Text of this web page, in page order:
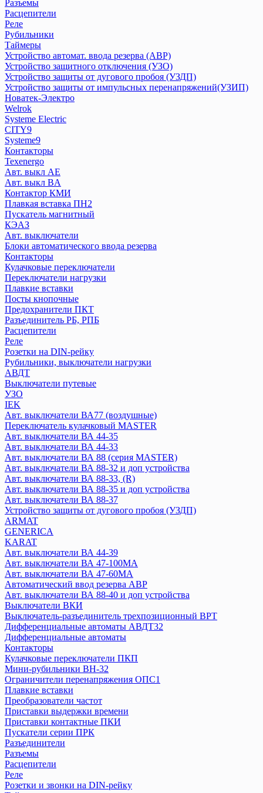
Дифференциальный автомат АВДТ
Дифференциальный автомат АД
Контакторы
Ограничитель импульсных напряжений ОПВ
Переключатели
Плавкие вставки ПВЦ,ППН
Приставка контактная
Пускатели КМЭ
Разъемы
Расцепители
Реле
Рубильники
Таймеры
Устройство автомат. ввода резерва (АВР)
Устройство защитного отключения (УЗО)
Устройство защиты от дугового пробоя (УЗДП)
Устройство защиты от импульсных перенапряжений(УЗИП)
Новатек-Электро
Welrok
Systeme Electric
CITY9
Systeme9
Контакторы
Texenergo
Реле времени
Авт. выкл AE
Авт. выкл BA
Контактор КМИ
Плавкая вставка ПН2
Пускатель магнитный
КЭАЗ
Выключатель нагрузки
Авт. выключатели
Блоки автоматического ввода резерва
Контакторы
Кулачковые переключатели
Переключатели нагрузки
Плавкие вставки
Посты кнопочные
Предохранители ПКТ
Разъединитель РБ, РПБ
Расцепители
Реле
Розетки на DIN-рейку
Рубильники, выключатели нагрузки
АВДТ
Выключатели путевые
УЗО
IEK
Авт. выключатели ВА77 (воздушные)
Переключатель кулачковый MASTER
Авт. выключатели ВА 44-35
Авт. выключатели ВА 44-33
Авт. выключатели ВА 88 (серия MASTER)
Авт. выключатели ВА 88-32 и доп устройства
Авт. выключатели ВА 88-33, (R)
Разъемы
Расцепители
Реле
Рубильники
Таймеры
Устройство автомат. ввода резерва (АВР)
Устройство защитного отключения (УЗО)
Устройство защиты от дугового пробоя (УЗДП)
Устройство защиты от импульсных перенапряжений(УЗИП)
Новатек-Электро
Welrok
Systeme Electric
CITY9
Systeme9
Контакторы
Texenergo
Авт. выкл AE
Авт. выкл BA
Контактор КМИ
Плавкая вставка ПН2
Пускатель магнитный
КЭАЗ
Авт. выключатели
Блоки автоматического ввода резерва
Контакторы
Кулачковые переключатели
Переключатели нагрузки
Плавкие вставки
Посты кнопочные
Предохранители ПКТ
Разъединитель РБ, РПБ
Расцепители
Реле
Розетки на DIN-рейку
Рубильники, выключатели нагрузки
АВДТ
Выключатели путевые
УЗО
IEK
Авт. выключатели ВА77 (воздушные)
Переключатель кулачковый MASTER
Авт. выключатели ВА 44-35
Авт. выключатели ВА 44-33
Авт. выключатели ВА 88 (серия MASTER)
Авт. выключатели ВА 88-32 и доп устройства
Авт. выключатели ВА 88-33, (R)
Авт. выключатели ВА 88-35 и доп устройства
Авт. выключатели ВА 88-37
Устройство защиты от дугового пробоя (УЗДП)
ARMAT
GENERICA
KARAT
Авт. выключатели ВА 44-39
Авт. выключатели ВА 47-100MA
Авт. выключатели ВА 47-60MA
Автоматический ввод резерва АВР
Авт. выключатели ВА 88-40 и доп устройства
Выключатели ВКИ
Выключатель-разъединитель трехпозиционный ВРТ
Дифференциальные автоматы АВДТ32
Дифференциальные автоматы
Контакторы
Кулачковые переключатели ПКП
Мини-рубильники ВН-32
Ограничители перенапряжения ОПС1
Плавкие вставки
Преобразователи частот
Приставки выдержки времени
Приставки контактные ПКИ
Пускатели серии ПРК
Разъединители
Разъемы
Расцепители
Реле
Розетки и звонки на DIN-рейку